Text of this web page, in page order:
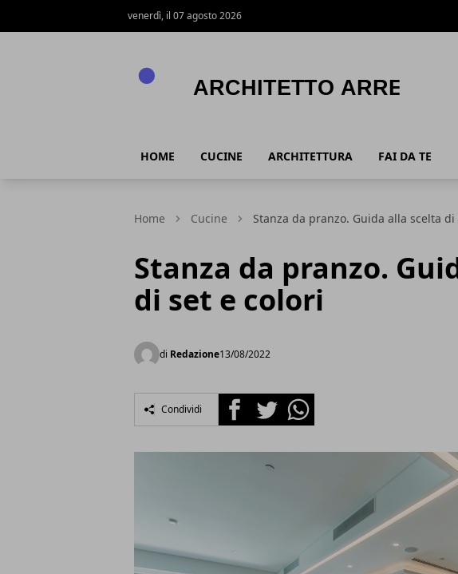
venerdì, il 07 agosto 2026
HOME CUCINE ARCHITETTURA FAI DA TE
Home Cucine Stanza da pranzo. Guida alla scelta
Stanza da pranzo.
di set e colori
di Redazione13/08/2022
Condividi FacebookTwitterWhatsapp